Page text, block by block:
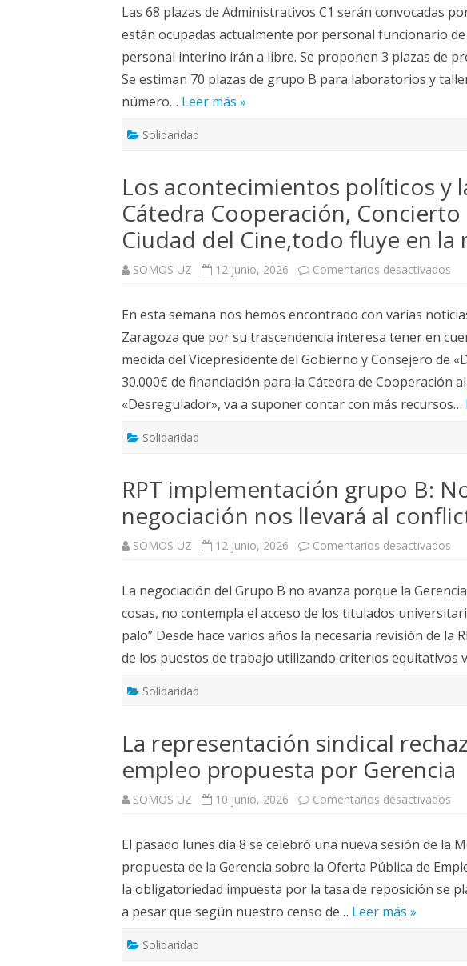
la
Las 68 plazas de Administrativos C1 serán convocadas
están ocupadas actualmente por personal funcionario
personal interino irán a libre. Se proponen 3 plazas de
Se estiman 70 plazas de grupo B para laboratorios y
número… Leer más »
Solidaridad
Los acontecimientos políticos y
Cátedra Cooperación,
Ciudad del Cine,todo fluye en la
SOMOS UZ 12 junio, 2026 Comentarios desactivados
y
la
y
del
En esta semana nos hemos encontrado con varias
Zaragoza que por su trascendencia interesa tener en
medida del Vicepresidente del Gobierno y Consejero de
30.000€ de financiación para la Cátedra de Cooperación
«Desregulador», va a suponer contar con más recursos…
Solidaridad
RPT implementación grupo B:
negociación nos llevará al
SOMOS UZ 12 junio, 2026 Comentarios desactivados
B:
No
en
la
La negociación del Grupo B no avanza porque la
cosas, no contempla el acceso de los titulados
palo” Desde hace varios años la necesaria revisión de la
de los puestos de trabajo utilizando criterios equitativos
Solidaridad
La representación sindical
empleo propuesta por Gerencia
SOMOS UZ 10 junio, 2026 Comentarios desactivados
la
de
El pasado lunes día 8 se celebró una nueva sesión de la
propuesta de la Gerencia sobre la Oferta Pública de
la obligatoriedad impuesta por la tasa de reposición se
a pesar que según nuestro censo de… Leer más »
Solidaridad